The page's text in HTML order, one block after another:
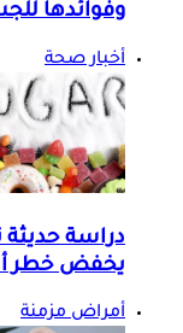
وفوائدها
أخبار صحة
دراسة
يخفض خطر
أمراض مزمنة